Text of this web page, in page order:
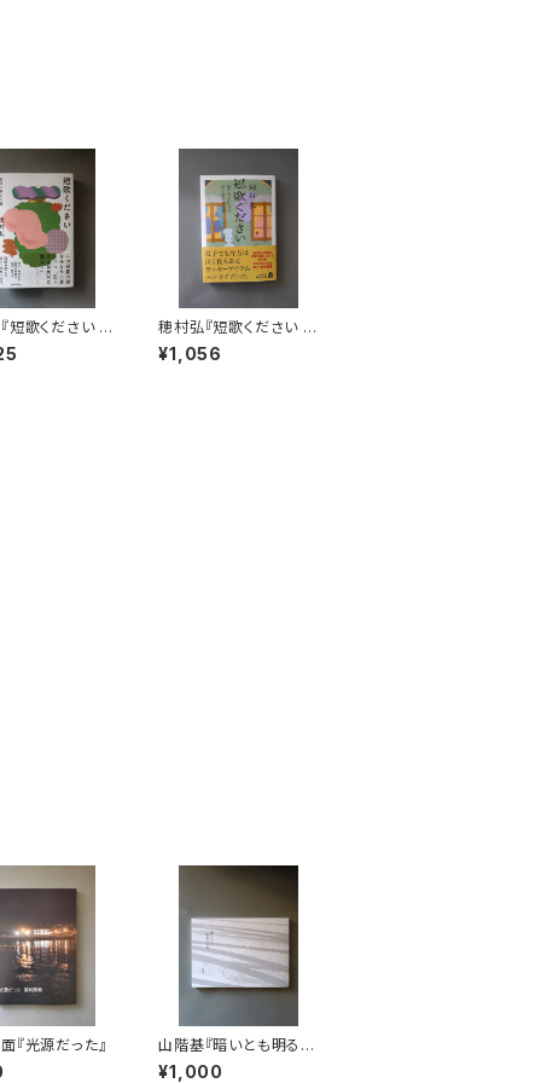
短歌ください 反
て篇』
穂村弘『短歌ください 双
子でも片方は泣く夜も
ある篇』（文庫）
¥1,056
『光源だった』
山階基『暗いとも明るい
とも』
¥1,000